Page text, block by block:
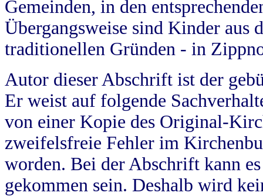
Gemeinden, in den
Übergangsweise sind Kinder aus
traditionellen Gründen - in
Autor dieser Abschrift ist der
Er weist auf folgende
von einer Kopie des Original-
zweifelsfreie Fehler im
worden. Bei der Abschrift kann
gekommen sein. Deshalb wird